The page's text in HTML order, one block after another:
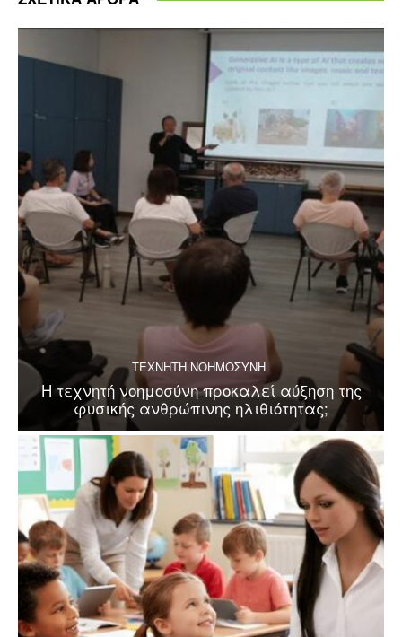
ΤΕΧΝΗΤΗ ΝΟΗΜΟΣΥΝΗ
Η τεχνητή νοημοσύνη προκαλεί αύξηση της
φυσικής ανθρώπινης ηλιθιότητας;